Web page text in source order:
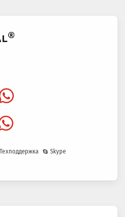
Техподдержка
Skype